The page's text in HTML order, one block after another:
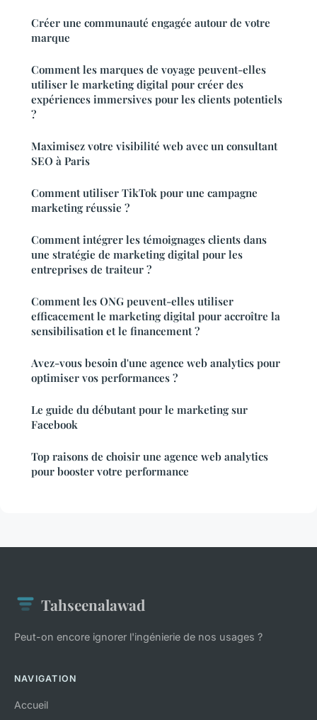
Créer une communauté engagée autour de votre
marque
Comment les marques de voyage peuvent-elles
utiliser le marketing digital pour créer des
expériences immersives pour les clients potentiels
?
Maximisez votre visibilité web avec un consultant
SEO à Paris
Comment utiliser TikTok pour une campagne
marketing réussie ?
Comment intégrer les témoignages clients dans
une stratégie de marketing digital pour les
entreprises de traiteur ?
Comment les ONG peuvent-elles utiliser
efficacement le marketing digital pour accroître la
sensibilisation et le financement ?
Avez-vous besoin d'une agence web analytics pour
optimiser vos performances ?
Le guide du débutant pour le marketing sur
Facebook
Top raisons de choisir une agence web analytics
pour booster votre performance
Tahseenalawad
Peut-on encore ignorer l'ingénierie de nos usages ?
NAVIGATION
Accueil